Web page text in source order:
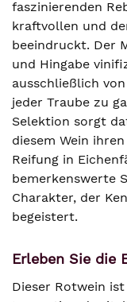
faszinierenden
kraftvollen und
beeindruckt. Der
und Hingabe
ausschließlich
jeder Traube zu
Selektion sorgt
diesem Wein
Reifung in
bemerkenswerte
Charakter, der
begeistert.
Erleben Sie die
Dieser Rotwein